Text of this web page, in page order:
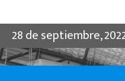
28 de septiembre,